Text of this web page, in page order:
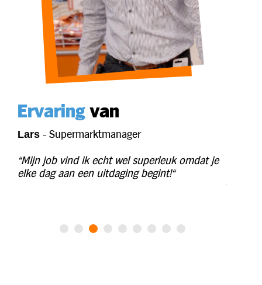
omdat je
Ervaring
Rachid
"Als teamleader heb je echt een
voorbeeldfunctie en ik wil mijn collega’s
gevoel geven dat ze op mij kunnen